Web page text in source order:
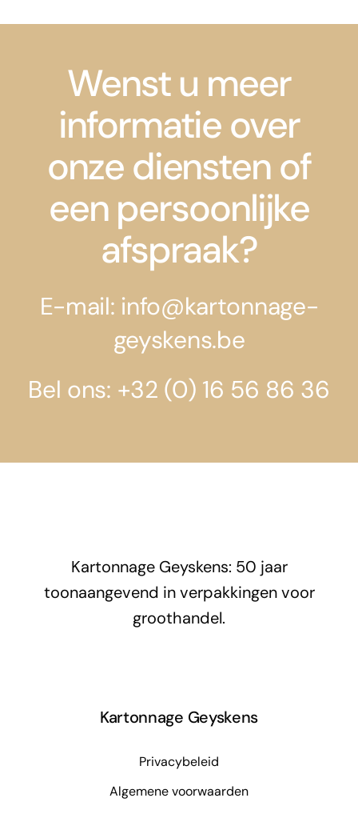
Wenst u meer
informatie over
onze diensten of
een persoonlijke
afspraak?
E-mail: info@kartonnage-
geyskens.be
Bel ons: +32 (0) 16 56 86 36
Kartonnage Geyskens: 50 jaar
toonaangevend in verpakkingen voor
groothandel.
Kartonnage Geyskens
Privacybeleid
Algemene voorwaarden